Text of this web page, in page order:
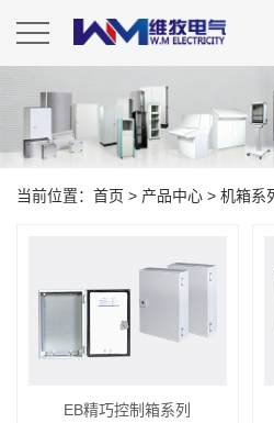
当前位置： 首页 > 产品中心 > 机箱系
EB精巧控制箱系列